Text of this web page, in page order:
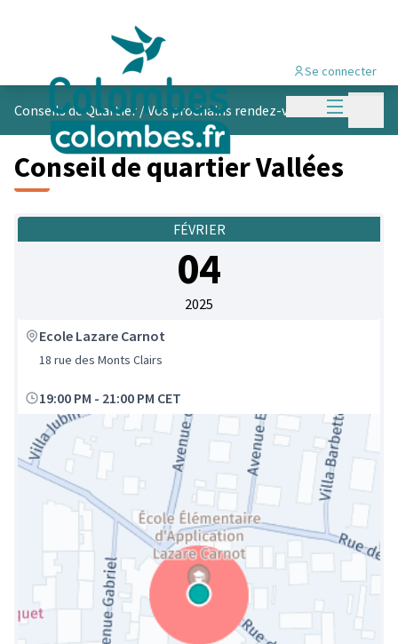
Menu
Se connecter
Conseils de Quartier /Vos prochains rendez-vous
Conseil de quartier Vallées
FÉVRIER
04
2025
Ecole Lazare Carnot
18 rue des Monts Clairs
19:00 PM - 21:00 PM CET